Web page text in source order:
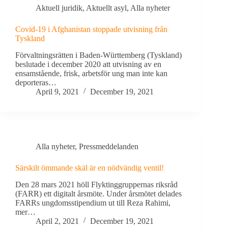
Aktuell juridik, Aktuellt asyl, Alla nyheter
Covid-19 i Afghanistan stoppade utvisning från
Tyskland
Förvaltningsrätten i Baden-Württemberg (Tyskland)
beslutade i december 2020 att utvisning av en
ensamstående, frisk, arbetsför ung man inte kan
deporteras…
April 9, 2021
December 19, 2021
Alla nyheter, Pressmeddelanden
Särskilt ömmande skäl är en nödvändig ventil!
Den 28 mars 2021 höll Flyktinggruppernas riksråd
(FARR) ett digitalt årsmöte. Under årsmötet delades
FARRs ungdomsstipendium ut till Reza Rahimi,
mer…
April 2, 2021
December 19, 2021